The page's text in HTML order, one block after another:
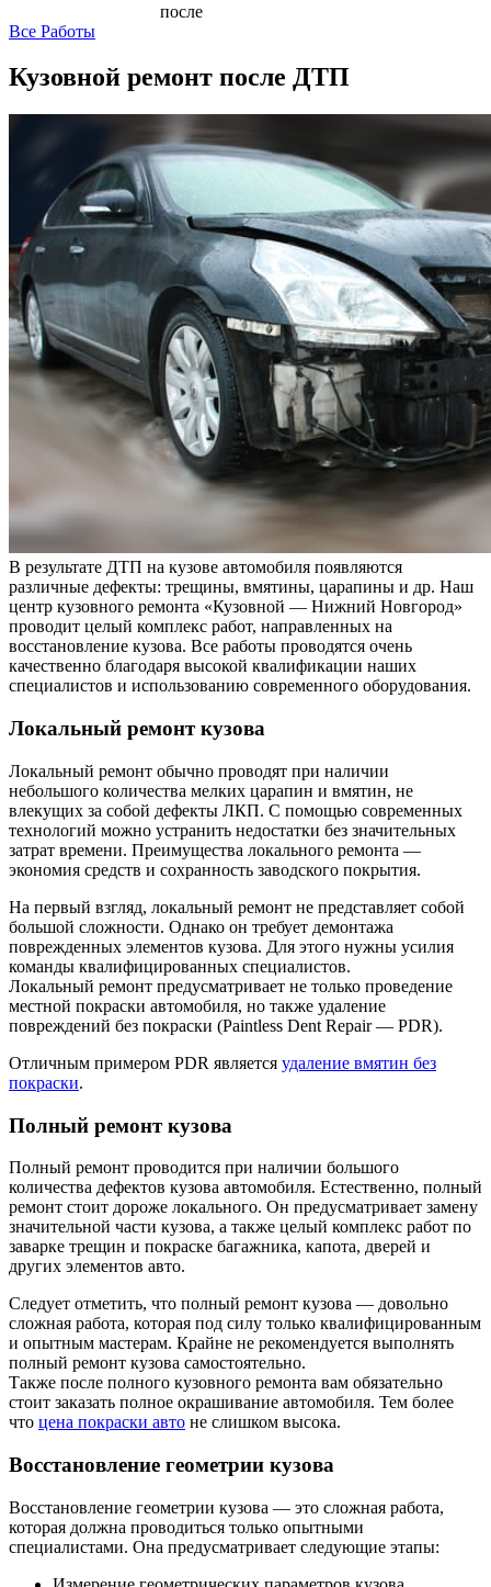
после
Все Работы
Кузовной ремонт после ДТП
В результате ДТП на кузове автомобиля появляются
различные дефекты: трещины, вмятины, царапины и др. Наш
центр кузовного ремонта «Кузовной — Нижний Новгород»
проводит целый комплекс работ, направленных на
восстановление кузова. Все работы проводятся очень
качественно благодаря высокой квалификации наших
специалистов и использованию современного оборудования.
Локальный ремонт кузова
Локальный ремонт обычно проводят при наличии
небольшого количества мелких царапин и вмятин, не
влекущих за собой дефекты ЛКП. С помощью современных
технологий можно устранить недостатки без значительных
затрат времени. Преимущества локального ремонта —
экономия средств и сохранность заводского покрытия.
На первый взгляд, локальный ремонт не представляет собой
большой сложности. Однако он требует демонтажа
поврежденных элементов кузова. Для этого нужны усилия
команды квалифицированных специалистов.
Локальный ремонт предусматривает не только проведение
местной покраски автомобиля, но также удаление
повреждений без покраски (Paintless Dent Repair — PDR).
Отличным примером PDR является удаление вмятин без
покраски.
Полный ремонт кузова
Полный ремонт проводится при наличии большого
количества дефектов кузова автомобиля. Естественно, полный
ремонт стоит дороже локального. Он предусматривает замену
значительной части кузова, а также целый комплекс работ по
заварке трещин и покраске багажника, капота, дверей и
других элементов авто.
Следует отметить, что полный ремонт кузова — довольно
сложная работа, которая под силу только квалифицированным
и опытным мастерам. Крайне не рекомендуется выполнять
полный ремонт кузова самостоятельно.
Также после полного кузовного ремонта вам обязательно
стоит заказать полное окрашивание автомобиля. Тем более
что цена покраски авто не слишком высока.
Восстановление геометрии кузова
Восстановление геометрии кузова — это сложная работа,
которая должна проводиться только опытными
специалистами. Она предусматривает следующие этапы: